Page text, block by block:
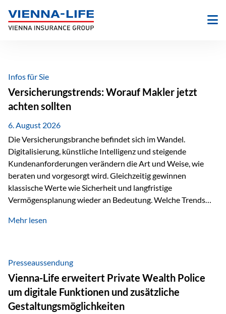
Inhalt
springen
Infos für Sie
Versicherungstrends: Worauf Makler jetzt
achten sollten
6. August 2026
Die Versicherungsbranche befindet sich im Wandel.
Digitalisierung, künstliche Intelligenz und steigende
Kundenanforderungen verändern die Art und Weise, wie
beraten und vorgesorgt wird. Gleichzeitig gewinnen
klassische Werte wie Sicherheit und langfristige
Vermögensplanung wieder an Bedeutung. Welche Trends
Blick behalten? Digitalisierung und KI verändern die
administrative Aufgaben, beschleunigen Abläufe und
schaffen mehr Zeit für das Wesentliche: die persönliche
Beratung. Gerade deshalb wird die individuelle Betreuung
zum entscheidenden Erfolgsfaktor. Technologie kann
unterstützen, Vertrauen entsteht jedoch weiterhin im
Mehr lesen
Presseaussendung
Vienna-Life erweitert Private Wealth Police
um digitale Funktionen und zusätzliche
Gestaltungsmöglichkeiten